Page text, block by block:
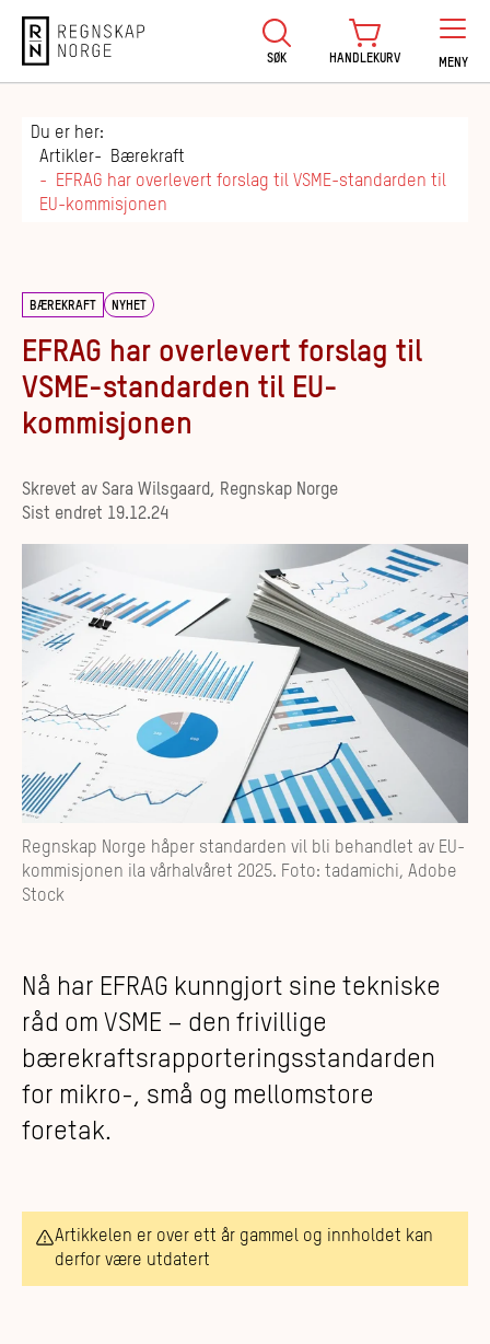
Regnskap Norge
SØK HANDLEKURV MENY
Du er her:
Artikler
Bærekraft
EFRAG har overlevert forslag til VSME-standarden til
EU-kommisjonen
BÆREKRAFT NYHET
EFRAG har overlevert forslag til
VSME-standarden til EU-
kommisjonen
Skrevet av Sara Wilsgaard, Regnskap Norge
Sist endret 19.12.24
Regnskap Norge håper standarden vil bli behandlet av EU-
kommisjonen ila vårhalvåret 2025. Foto: tadamichi, Adobe
Stock
Nå har EFRAG kunngjort sine tekniske
råd om VSME – den frivillige
bærekraftsrapporteringsstandarden
for mikro-, små og mellomstore
foretak.
Artikkelen er over ett år gammel og innholdet kan
derfor være utdatert